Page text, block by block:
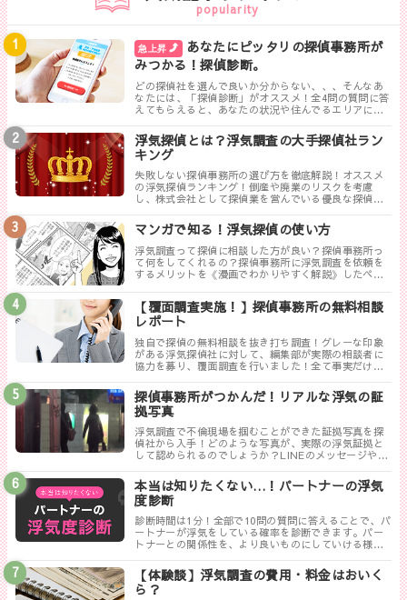
popularity
急上昇
あなたにピッタリの探偵事務所が
みつかる！探偵診断。
どの探偵社を選んで良いか分からない、、、そんなあ
なたには、「探偵診断」がオススメ！全4問の質問に答
えてもらえると、あなたの状況や住んでるエリアに対
つけることができます。
浮気探偵とは？浮気調査の大手探偵社ラン
キング
失敗しない探偵事務所の選び方を徹底解説！オススメ
の浮気探偵ランキング！倒産や廃業のリスクを考慮
し、株式会社として探偵業を営んでいる優良な探偵事
らに高い調査力が評判の探偵事務所を厳選しました。
マンガで知る！浮気探偵の使い方
浮気調査って探偵に相談した方が良い？探偵事務所っ
て何をしてくれるの？探偵事務所に浮気調査を依頼を
するメリットを《漫画でわかりやすく解説》したペー
【覆面調査実施！】探偵事務所の無料相談
レポート
独自で探偵の無料相談を抜き打ち調査！グレーな印象
がある浮気探偵社に対して、編集部が実際の相談者に
協力を募り、覆面調査を行いました！全て事実だけ書
探偵事務所がつかんだ！リアルな浮気の証
拠写真
浮気調査で不倫現場を掴むことができた証拠写真を探
偵社から入手！どのような写真が、実際の浮気証拠と
して認められるのでしょうか？LINEのメッセージやり
写真について解説します。
本当は知りたくない…！パートナーの浮気
度診断
診断時間は1分！全部で10問の質問に答えることで、パ
ートナーが浮気をしている確率を診断できます。パー
トナーとの関係性を、より良いものにしていける様に
【体験談】浮気調査の費用・料金はおいく
ら？